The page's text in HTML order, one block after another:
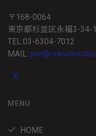
〒168-0064
東京都杉並区永福3-34-
TEL:03-6304-7012
MAIL:
MENU
HOME